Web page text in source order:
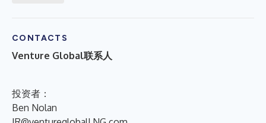
CONTACTS
Venture Global联系人
投资者：
Ben Nolan